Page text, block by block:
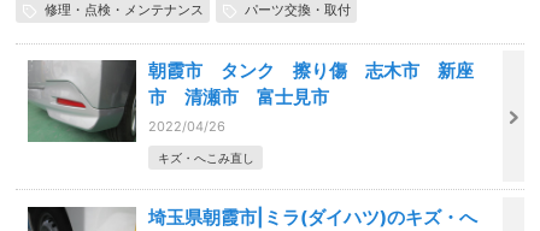
修理・点検・メンテナンス パーツ交換・取付
朝霞市 タンク 擦り傷 志木市 新座
市 清瀬市 富士見市
2022/04/26
キズ・へこみ直し
埼玉県朝霞市|ミラ(ダイハツ)のキズ・へ